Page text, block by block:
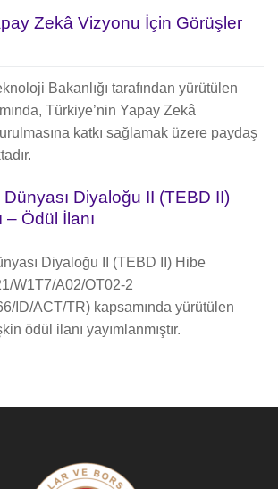
Zekâ Vizyonu İçin Görüşler
Bakanlığı tarafından yürütülen
Türkiye’nin Yapay Zekâ
katkı sağlamak üzere paydaş
Diyaloğu II (TEBD II)
– Ödül İlanı
Diyaloğu II (TEBD II) Hibe
W1T7/A02/OT02-2
ID/ACT/TR) kapsamında yürütülen
ödül ilanı yayımlanmıştır.